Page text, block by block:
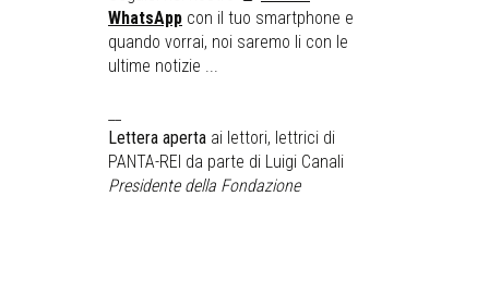
WhatsApp con il tuo smartphone e
quando vorrai, noi saremo li con le
ultime notizie ...
Lettera aperta ai lettori, lettrici di
PANTA-REI da parte di Luigi Canali
Presidente della Fondazione